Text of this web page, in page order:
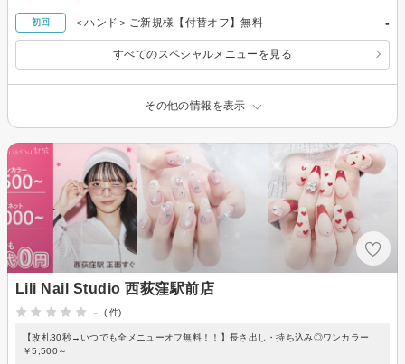
初回 ＜ハンド＞ご新規様【付替オフ】無料 -
すべてのスペシャルメニューを見る
その他の情報を表示
Lili Nail Studio 西荻窪駅前店
-
(-件)
【改札30秒→いつでも全メニューオフ無料！！】長さ出し・持ち込み◎ワンカラー
￥5,500～